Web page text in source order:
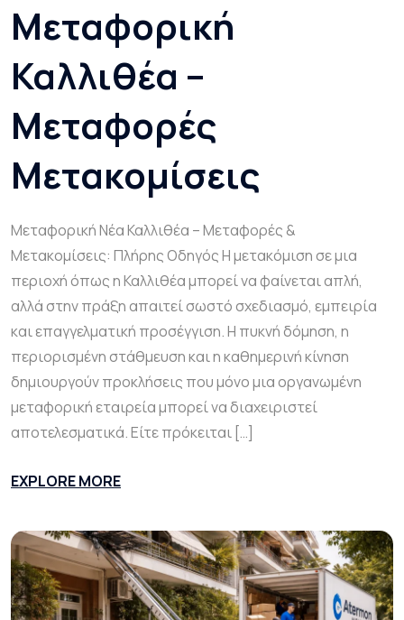
Μεταφορική
Καλλιθέα –
Μεταφορές
Μετακομίσεις
Μεταφορική Νέα Καλλιθέα – Μεταφορές &
Μετακομίσεις: Πλήρης Οδηγός Η μετακόμιση σε μια
περιοχή όπως η Καλλιθέα μπορεί να φαίνεται απλή,
αλλά στην πράξη απαιτεί σωστό σχεδιασμό, εμπειρία
και επαγγελματική προσέγγιση. Η πυκνή δόμηση, η
περιορισμένη στάθμευση και η καθημερινή κίνηση
δημιουργούν προκλήσεις που μόνο μια οργανωμένη
μεταφορική εταιρεία μπορεί να διαχειριστεί
αποτελεσματικά. Είτε πρόκειται […]
EXPLORE MORE